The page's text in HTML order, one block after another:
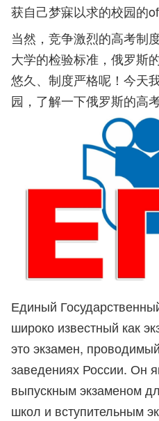
获自己梦寐以求的校园的
当然，竞争激烈的高考制
大学的检验标准，俄罗斯
悠久、制度严格呢！今天
园，了解一下俄罗斯的高
Единый
широко известный как
это экзамен,
заведениях России. Он
выпускным экзаменом
школ и вступительным